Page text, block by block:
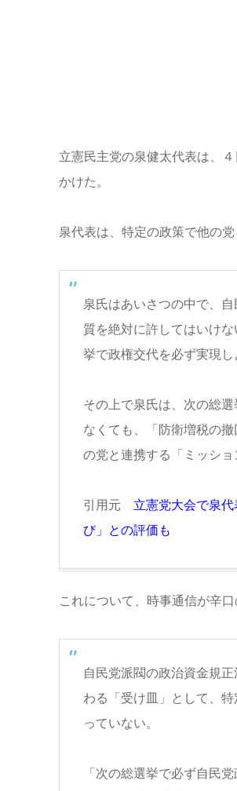
立憲民主党の泉健太代表は、
かけた。
泉代表は、特定の政策で他の
泉氏はあいさつの中で、
質を絶対に許してはいけ
挙で政権交代を必ず実現し
その上で泉氏は、次の総
なくても、「防衛増税の
の党と連携する「ミッショ
引用元 立憲党大会で泉
び」との評価も
これについて、時事通信が辛口
自民党派閥の政治資金規
わる「受け皿」として、
っていない。
「次の総選挙で必ず自民